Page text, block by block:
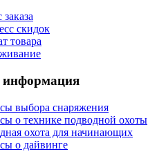
скидок
товара
информация
выбора снаряжения
о технике подводной охоты
охота для начинающих
о дайвинге